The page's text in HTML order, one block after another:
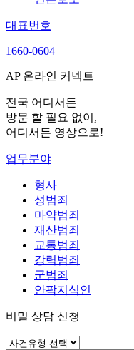
대표번호
1660-0604
AP 온라인 커넥트
전국 어디서든
방문 할 필요 없이,
어디서든 영상으로!
업무분야
형사
성범죄
마약범죄
재산범죄
교통범죄
강력범죄
군범죄
안팍지식인
비밀 상담 신청